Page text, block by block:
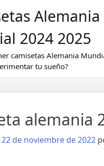
Alemania
2024 2025
camisetas Alemania
tu sueño?
alemania
22 de noviembre de 2022